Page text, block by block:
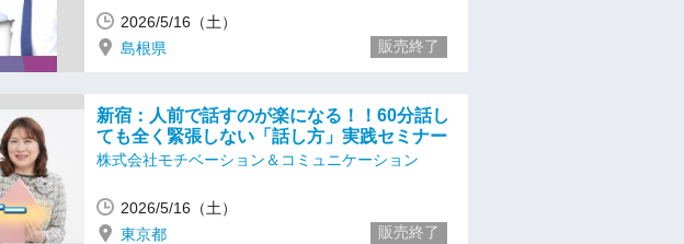
2026/5/16（土）
島根県
販売終了
新宿：人前で話すのが楽になる！！60分話し
ても全く緊張しない「話し方」実践セミナー
株式会社モチベーション＆コミュニケーション
2026/5/16（土）
東京都
販売終了